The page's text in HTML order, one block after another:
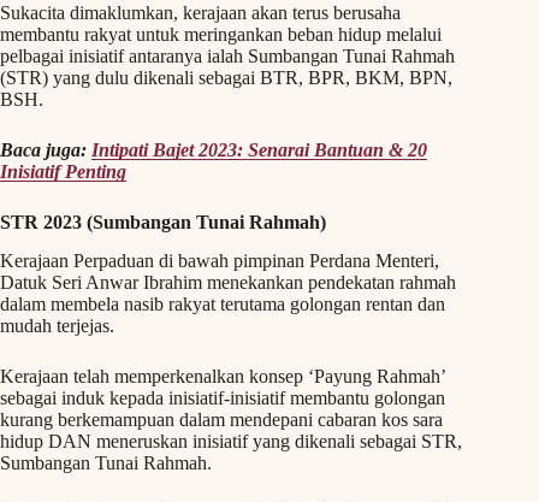
Sukacita dimaklumkan, kerajaan akan terus berusaha
membantu rakyat untuk meringankan beban hidup melalui
pelbagai inisiatif antaranya ialah Sumbangan Tunai Rahmah
(STR) yang dulu dikenali sebagai BTR, BPR, BKM, BPN,
BSH.
Baca juga: Intipati Bajet 2023: Senarai Bantuan & 20
Inisiatif Penting
STR 2023 (Sumbangan Tunai Rahmah)
Kerajaan Perpaduan di bawah pimpinan Perdana Menteri,
Datuk Seri Anwar Ibrahim menekankan pendekatan rahmah
dalam membela nasib rakyat terutama golongan rentan dan
mudah terjejas.
Kerajaan telah memperkenalkan konsep ‘Payung Rahmah’
sebagai induk kepada inisiatif-inisiatif membantu golongan
kurang berkemampuan dalam mendepani cabaran kos sara
hidup DAN meneruskan inisiatif yang dikenali sebagai STR,
Sumbangan Tunai Rahmah.